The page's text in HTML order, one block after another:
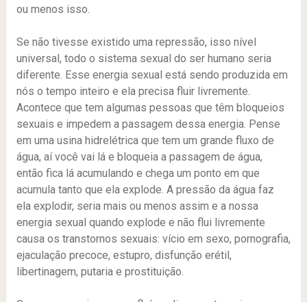
ou menos isso.
Se não tivesse existido uma repressão, isso nível
universal, todo o sistema sexual do ser humano seria
diferente. Esse energia sexual está sendo produzida em
nós o tempo inteiro e ela precisa fluir livremente.
Acontece que tem algumas pessoas que têm bloqueios
sexuais e impedem a passagem dessa energia. Pense
em uma usina hidrelétrica que tem um grande fluxo de
água, aí você vai lá e bloqueia a passagem de água,
então fica lá acumulando e chega um ponto em que
acumula tanto que ela explode. A pressão da água faz
ela explodir, seria mais ou menos assim e a nossa
energia sexual quando explode e não flui livremente
causa os transtornos sexuais: vício em sexo, pornografia,
ejaculação precoce, estupro, disfunção erétil,
libertinagem, putaria e prostituição.